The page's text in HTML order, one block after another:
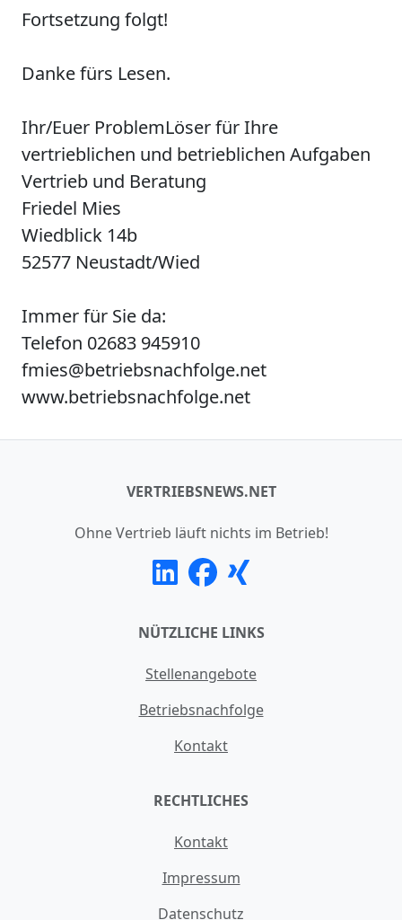
Fortsetzung folgt!
Danke fürs Lesen.
Ihr/Euer ProblemLöser für Ihre
vertrieblichen und betrieblichen Aufgaben
Vertrieb und Beratung
Friedel Mies
Wiedblick 14b
52577 Neustadt/Wied
Immer für Sie da:
Telefon 02683 945910
fmies@betriebsnachfolge.net
www.betriebsnachfolge.net
VERTRIEBSNEWS.NET
Ohne Vertrieb läuft nichts im Betrieb!
NÜTZLICHE LINKS
Stellenangebote
Betriebsnachfolge
Kontakt
RECHTLICHES
Kontakt
Impressum
Datenschutz